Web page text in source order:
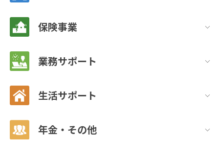
保険事業
業務サポート
生活サポート
年金・その他